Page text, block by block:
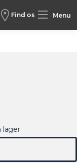
Find os Menu
lager